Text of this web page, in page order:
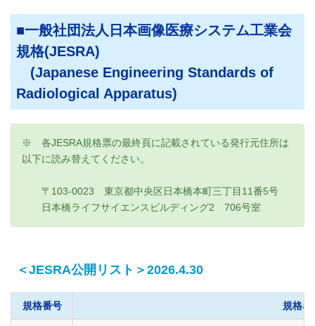
一般社団法人日本画像医療システム工業会
規格(JESRA)
(Japanese Engineering Standards of
Radiological Apparatus)
※ 各JESRA規格票の最終頁に記載されている発行元住所は
以下に読み替えてください。
〒103-0023 東京都中央区日本橋本町三丁目11番5号
日本橋ライフサイエンスビルディング2 706号室
＜JESRA公開リスト＞2026.4.30
規格番号 規格名